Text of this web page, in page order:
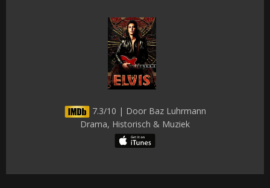
7.3/10 | Door Baz Luhrmann
Drama, Historisch & Muziek